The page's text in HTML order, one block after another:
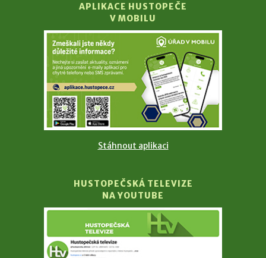
APLIKACE HUSTOPEČE
V MOBILU
Stáhnout aplikaci
HUSTOPEČSKÁ TELEVIZE
NA YOUTUBE